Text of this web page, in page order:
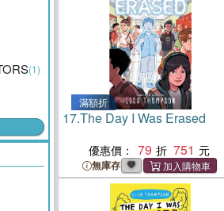
(1)
滿額折
17.The Day I Was Erased
優惠價： 79 751
無庫存